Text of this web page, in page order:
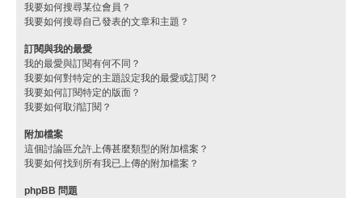
我要如何搜尋某位會員？
我要如何搜尋自己發表的文章和主題？
訂閱與我的最愛
我的最愛與訂閱有何不同？
我要如何對特定的主題設定我的最愛或訂閱？
我要如何訂閱特定的版面？
我要如何取消訂閱？
附加檔案
這個討論區允許上傳甚麼類型的附加檔案？
我要如何找到所有我已上傳的附加檔案？
phpBB 問題